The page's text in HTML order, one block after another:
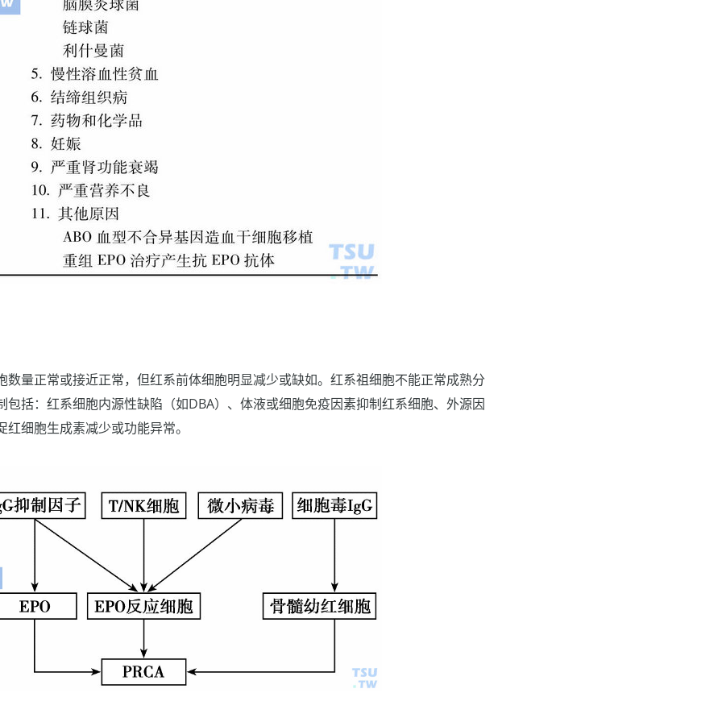
数量正常或接近正常，但红系前体细胞明显减少或缺如。红系祖细胞不能正常成熟分
包括：红系细胞内源性缺陷（如DBA）、体液或细胞免疫因素抑制红系细胞、外源因
细胞生成素减少或功能异常。